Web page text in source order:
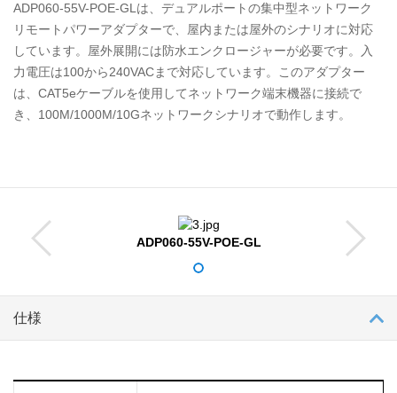
ADP060-55V-POE-GLは、デュアルポートの集中型ネットワーク
リモートパワーアダプターで、屋内または屋外のシナリオに対応
しています。屋外展開には防水エンクロージャーが必要です。入
力電圧は100から240VACまで対応しています。このアダプター
は、CAT5eケーブルを使用してネットワーク端末機器に接続で
き、100M/1000M/10Gネットワークシナリオで動作します。
ADP060-55V-POE-GL
仕様